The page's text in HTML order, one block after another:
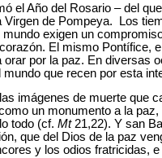
el Año del Rosario – del
Virgen de Pompeya. Los
mundo exigen un
El mismo Pontífice,
orar por la paz. En
que recen por esta
imágenes de muerte que
un monumento a la
todo (cf. Mt21,22). Y san
que del Dios de la paz
y los odios fratricidas,